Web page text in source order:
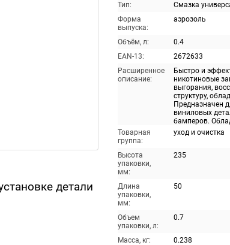
детали
Тип:
Смазка
Форма
выпуска:
аэрозоль
Объём, л:
0.4
EAN-13:
2672633
Расширенное
описание:
Быстро и
никотиновые
выгорания,
структуру,
Предназначен
виниловых
бамперов.
Товарная
группа:
уход и очистка
Высота
упаковки,
мм:
235
Длина
упаковки,
мм:
50
Объем
упаковки, л:
0.7
Масса, кг:
0.238